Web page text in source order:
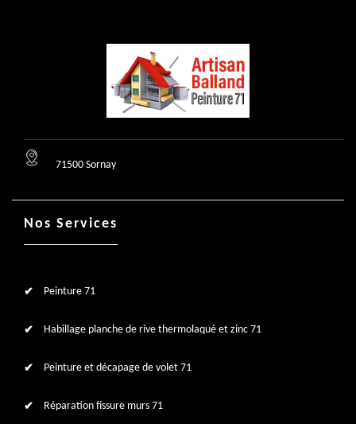
71500 Sornay
Nos Services
Peinture 71
Habillage planche de rive thermolaqué et zinc 71
Peinture et décapage de volet 71
Réparation fissure murs 71